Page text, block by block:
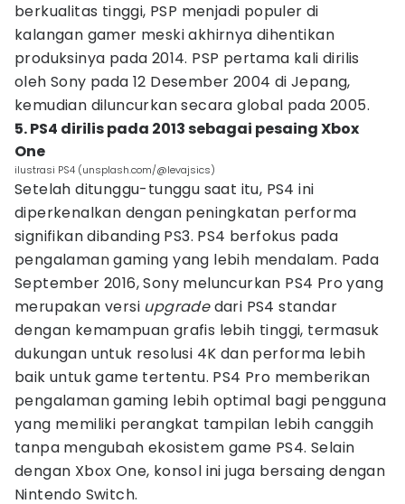
berkualitas tinggi, PSP menjadi populer di
kalangan gamer meski akhirnya dihentikan
produksinya pada 2014. PSP pertama kali dirilis
oleh Sony pada 12 Desember 2004 di Jepang,
kemudian diluncurkan secara global pada 2005.
5. PS4 dirilis pada 2013 sebagai pesaing Xbox
One
ilustrasi PS4 (unsplash.com/@levajsics)
Setelah ditunggu-tunggu saat itu, PS4 ini
diperkenalkan dengan peningkatan performa
signifikan dibanding PS3. PS4 berfokus pada
pengalaman gaming yang lebih mendalam. Pada
September 2016, Sony meluncurkan PS4 Pro yang
merupakan versi upgradedari PS4 standar
dengan kemampuan grafis lebih tinggi, termasuk
dukungan untuk resolusi 4K dan performa lebih
baik untuk game tertentu. PS4 Pro memberikan
pengalaman gaming lebih optimal bagi pengguna
yang memiliki perangkat tampilan lebih canggih
tanpa mengubah ekosistem game PS4. Selain
dengan Xbox One, konsol ini juga bersaing dengan
Nintendo Switch.